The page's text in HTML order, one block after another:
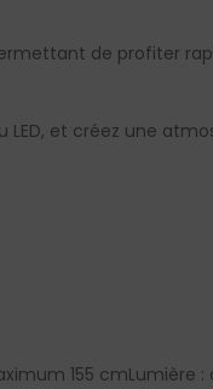
de profiter
et créez une
155 cmLumière :